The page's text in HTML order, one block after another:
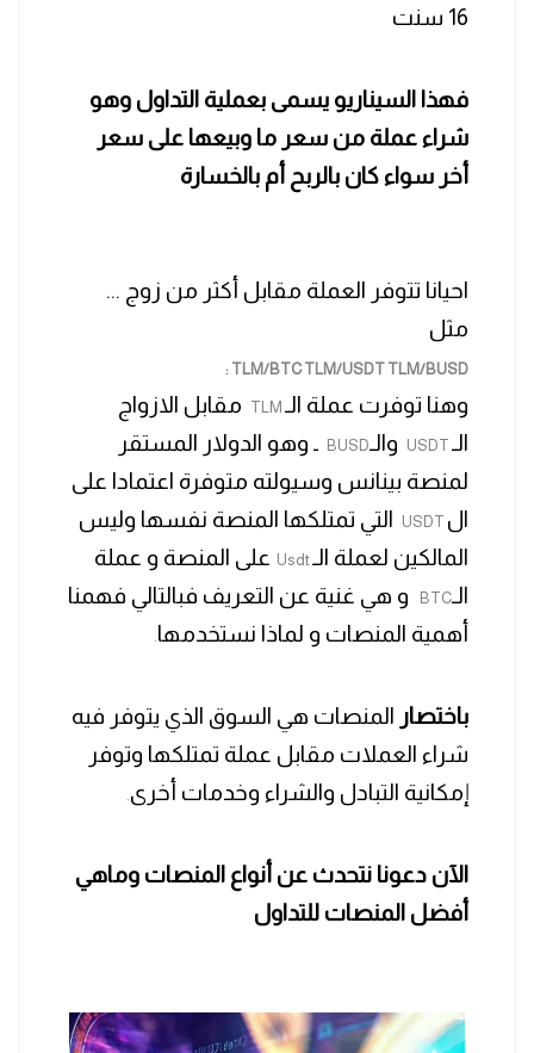
16 سنت
فهذا السيناريو يسمى بعملية التداول وهو
شراء عملة من سعر ما وبيعها على سعر
أخر سواء كان بالربح أم بالخسارة
احيانا تتوفر العملة مقابل أكثر من زوج ...
مثل
: TLM/BTC TLM/USDT TLM/BUSD
وهنا توفرت عملة الـ TLM مقابل الازواج
الـ USDT والـBUSD ـ وهو الدولار المستقر
لمنصة بينانس وسيولته متوفرة اعتمادا على
ال USDT
التي تمتلكها المنصة نفسها وليس
المالكين لعملة الـUsdt على المنصة و عملة
الـBTC
و هي غنية عن التعريف فبالتالي فهمنا
أهمية المنصات و لماذا نستخدمها .
باختصار
المنصات هي السوق الذي يتوفر فيه
شراء العملات مقابل عملة تمتلكها وتوفر
إمكانية التبادل والشراء وخدمات أخرى.
الآن دعونا نتحدث عن أنواع المنصات وماهي
أفضل المنصات للتداول